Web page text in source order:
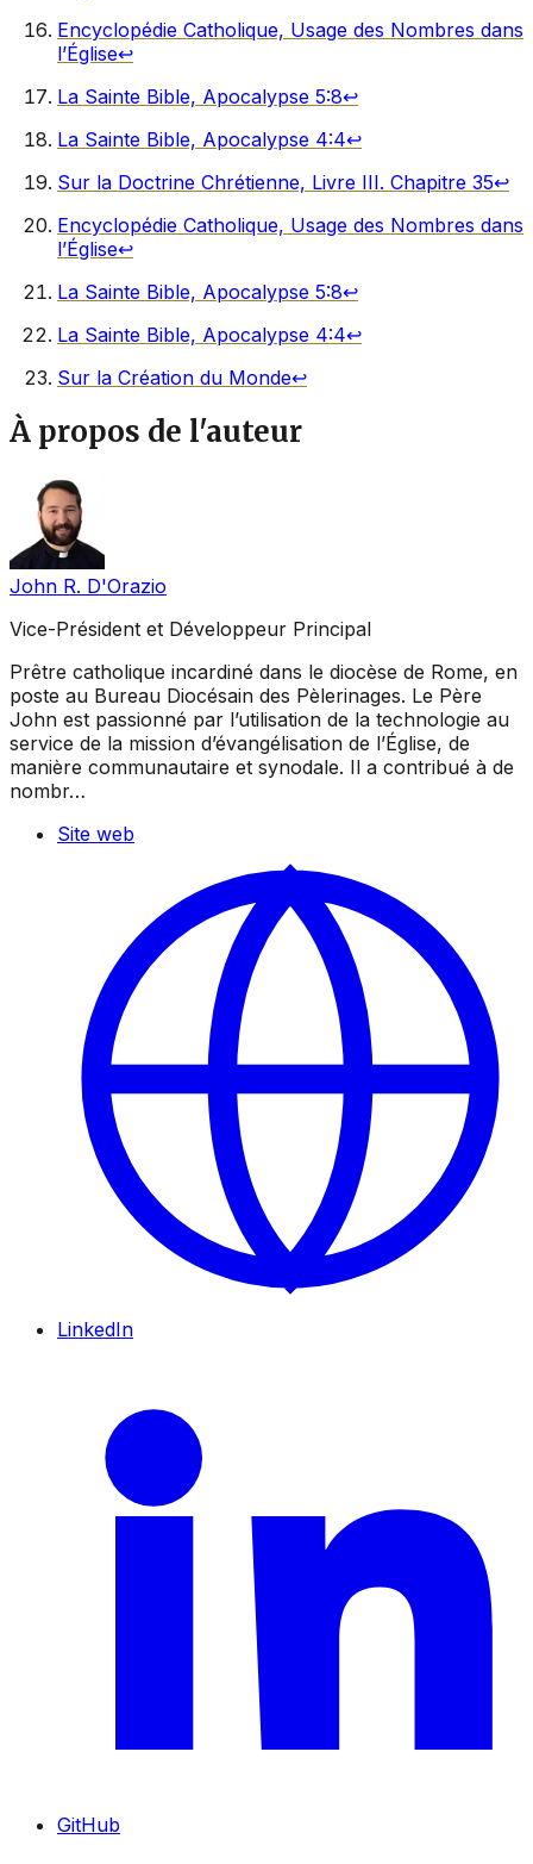
Encyclopédie Catholique, Usage des Nombres dans
l’Église↩︎
La Sainte Bible, Apocalypse 5:8↩︎
La Sainte Bible, Apocalypse 4:4↩︎
Sur la Doctrine Chrétienne, Livre III. Chapitre 35↩︎
Encyclopédie Catholique, Usage des Nombres dans
l’Église↩︎
La Sainte Bible, Apocalypse 5:8↩︎
La Sainte Bible, Apocalypse 4:4↩︎
Sur la Création du Monde↩︎
À propos de l'auteur
John R. D'Orazio
Vice-Président et Développeur Principal
Prêtre catholique incardiné dans le diocèse de Rome, en
poste au Bureau Diocésain des Pèlerinages. Le Père
John est passionné par l’utilisation de la technologie au
service de la mission d’évangélisation de l’Église, de
manière communautaire et synodale. Il a contribué à de
nombr…
Site web
LinkedIn
GitHub